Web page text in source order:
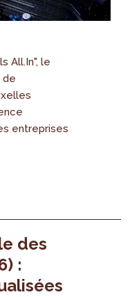
All.In", le
de
entreprises
des
: